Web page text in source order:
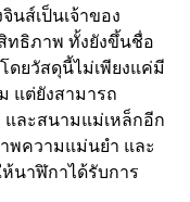
นส์เป็นเจ้าของ
ทธิภาพ ทั้งยังขึ้นชื่อ
ดยวัสดุนี้ไม่เพียงแค่มี
แต่ยังสามารถ
ละสนามแม่เหล็กอีก
ความแม่นยำ และ
นาฬิกาได้รับการ